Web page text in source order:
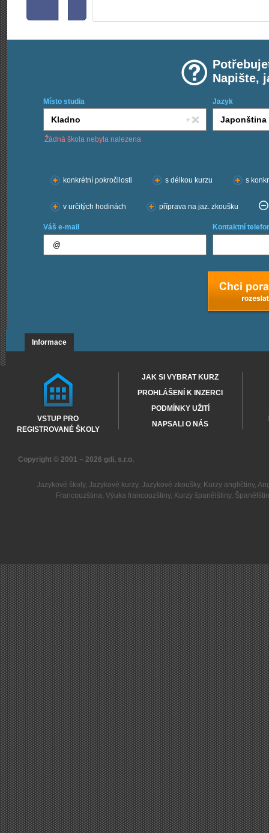
Napište,
Místo studia Jazyk
Žádná škola nebyla nalezena
konkrétní pokročilosti
s délkou kurzu s
v určitých hodinách příprava na jaz. zkoušku
Váš e-mail Kontaktní
Informace
VSTUP PRO
REGISTROVANÉ ŠKOLY
JAK SI VYBRAT KURZ
PROHLÁŠENÍ K INZERCI
PODMÍNKY UŽITÍ
NAPSALI O NÁS
Copyright © 2001 – 2026 gdi, s.r.o.
Jazykové školy, Jazykové kurzy, Jazykové zkoušky, Kurzy angličtiny,
Francouzština,Výuka francouzštiny, Kurzy španělštiny,